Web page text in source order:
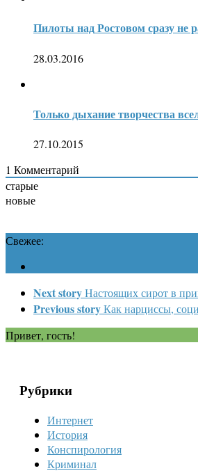
Пилоты над Ростовом сразу не
28.03.2016
Только дыхание творчества
27.10.2015
1 Комментарий
старые
новые
Свежее:
Next storyНастоящих сирот в
Previous storyКак нарциссы,
Привет, гость!
Рубрики
Интернет
История
Конспирология
Криминал